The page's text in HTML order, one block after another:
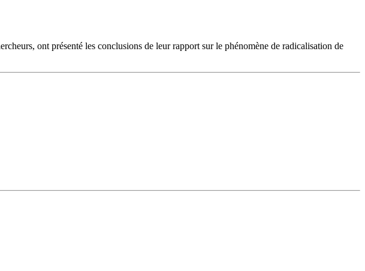
ont présenté les conclusions de leur rapport sur le phénomène de radicalisation de